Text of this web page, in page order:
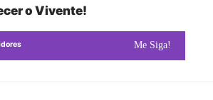
o Vivente!
Me Siga!